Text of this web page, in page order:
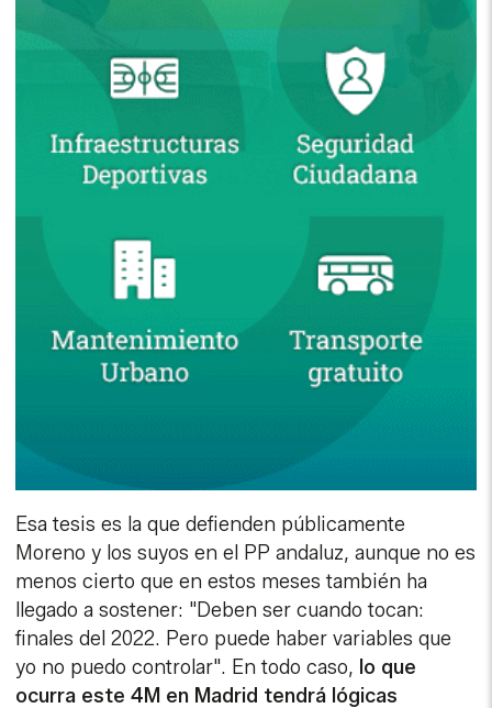
Esa tesis es la que defienden públicamente
Moreno y los suyos en el PP andaluz, aunque no es
menos cierto que en estos meses también ha
llegado a sostener: "Deben ser cuando tocan:
finales del 2022. Pero puede haber variables que
yo no puedo controlar". En todo caso, lo que
ocurra este 4M en Madrid tendrá lógicas